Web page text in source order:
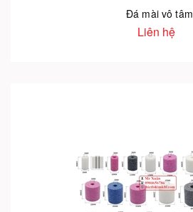
Đá mài vô tâm
Liên hệ